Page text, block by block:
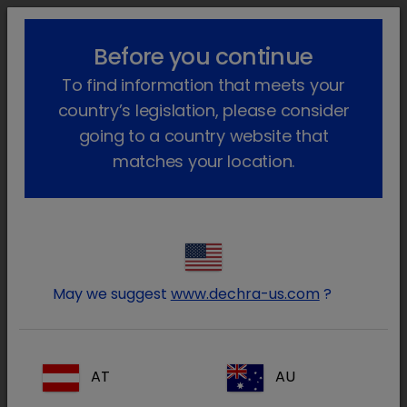
lock_outline search menu
Produtos
Farmacêutico
Cães e gatos
Só com receita veterinária
Malaseb
Voltar atrás
Malaseb
Before you continue
To find information that meets your
country’s legislation, please consider
going to a country website that
matches your location.
May we suggest www.dechra-us.com ?
AT AU